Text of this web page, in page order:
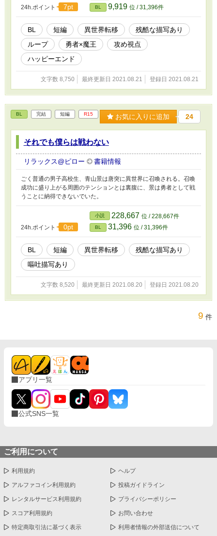
24h.ポイント 7pt BL 9,919 位 / 31,396件
BL 短編 異世界転移
残酷な描写あり
ループ
勇者×魔王
攻め視点
ハッピーエンド
文字数 8,750 最終更新日 2021.08.21 登録日 2021.08.21
BL 完結 短編 R15 お気に入りに追加 24
それでも僕らは戦わない
リラックス@ピロー 書籍情報
ごく普通の男子高校生、青山景は唐突に異世界に召喚される。召喚
成功に盛り上がる周囲のテンションとは裏腹に、景は勇者として戦
うことに納得できないでいた。
24h.ポイント 0pt
小説 228,667 位 / 228,667件
BL 31,396 位 / 31,396件
BL 短編 異世界転移
残酷な描写あり
嘔吐描写あり
文字数 8,520 最終更新日 2021.08.20 登録日 2021.08.20
9 件
アプリ一覧
公式SNS一覧
ご利用について
利用規約 ヘルプ
アルファコイン利用規約 投稿ガイドライン
レンタルサービス利用規約 プライバシーポリシー
スコア利用規約 お問い合わせ
特定商取引法に基づく表示 利用者情報の外部送信について